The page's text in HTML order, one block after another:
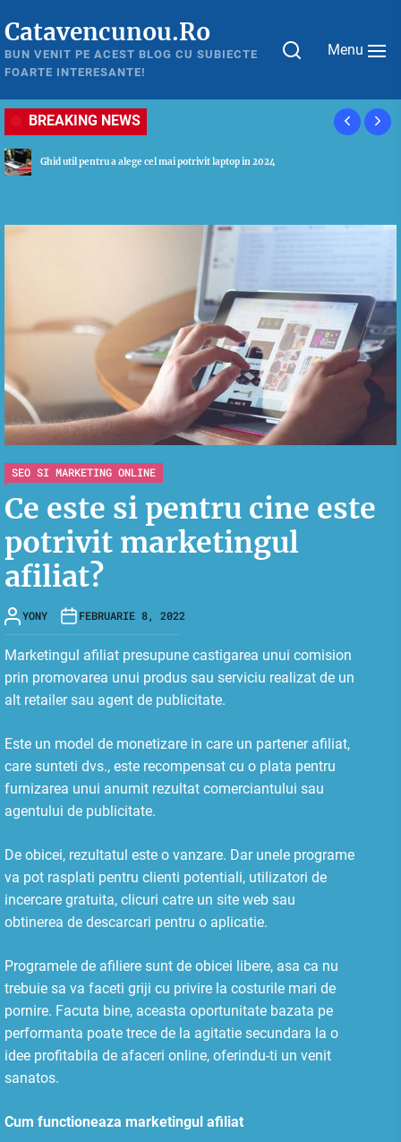
to
the
content
Catavencunou.Ro
BUN VENIT PE ACEST BLOG CU SUBIECTE
FOARTE INTERESANTE!
Menu
BREAKING NEWS
Tot ceea ce este necesar sa stii despre astmul bronsic
SEO SI MARKETING ONLINE
Ce este si pentru cine este
potrivit marketingul
afiliat?
YONY FEBRUARIE 8, 2022
Marketingul afiliat presupune castigarea unui comision
prin promovarea unui produs sau serviciu realizat de un
alt retailer sau agent de publicitate.
Este un model de monetizare in care un partener afiliat,
care sunteti dvs., este recompensat cu o plata pentru
furnizarea unui anumit rezultat comerciantului sau
agentului de publicitate.
De obicei, rezultatul este o vanzare. Dar unele programe
va pot rasplati pentru clienti potentiali, utilizatori de
incercare gratuita, clicuri catre un site web sau
obtinerea de descarcari pentru o aplicatie.
Programele de afiliere sunt de obicei libere, asa ca nu
trebuie sa va faceti griji cu privire la costurile mari de
pornire. Facuta bine, aceasta oportunitate bazata pe
performanta poate trece de la agitatie secundara la o
idee profitabila de afaceri online, oferindu-ti un venit
sanatos.
Cum functioneaza marketingul afiliat